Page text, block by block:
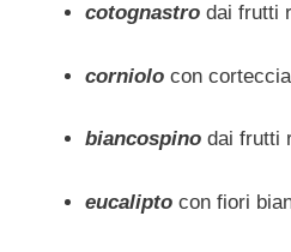
cotognastro dai frutti
corniolo con
biancospino dai frutti
eucalipto con fiori